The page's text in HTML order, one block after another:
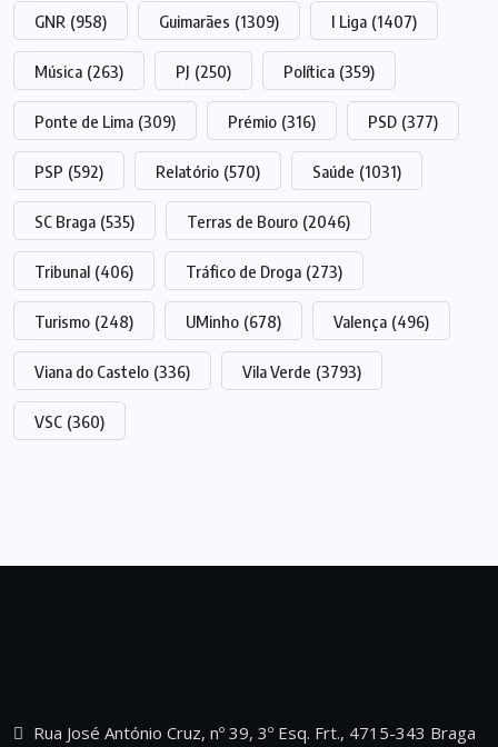
GNR (958) Guimarães (1309) I Liga (1407)
Música (263) PJ (250) Política (359)
Ponte de Lima (309) Prémio (316) PSD (377)
PSP (592) Relatório (570) Saúde (1031)
SC Braga (535) Terras de Bouro (2046)
Tribunal (406) Tráfico de Droga (273)
Turismo (248) UMinho (678) Valença (496)
Viana do Castelo (336) Vila Verde (3793)
VSC (360)
Rua José António Cruz, nº 39, 3º Esq. Frt., 4715-343 Braga